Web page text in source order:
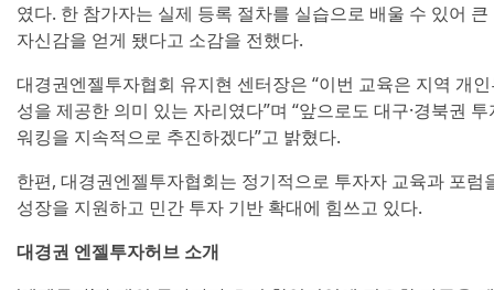
였다. 한 참가자는 실제 등록 절차를 실습으로 배울 수 있어
자신감을 얻게 됐다고 소감을 전했다.
대경권엔젤투자협회 유지현 센터장은 “이번 교육은 지역 개
성을 제공한 의미 있는 자리였다”며 “앞으로도 대구·경북권
워킹을 지속적으로 추진하겠다”고 밝혔다.
한편, 대경권엔젤투자협회는 정기적으로 투자자 교육과 포
성장을 지원하고 민간 투자 기반 확대에 힘쓰고 있다.
대경권 엔젤투자허브 소개